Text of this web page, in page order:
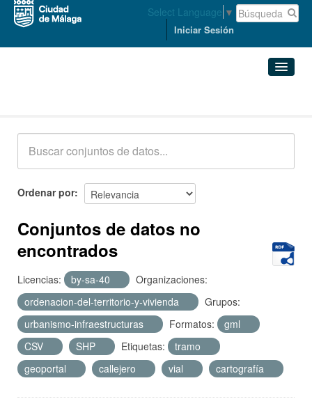
Select Language ▼
Iniciar Sesión
Acerca de
Ordenar por
Conjuntos de datos no
encontrados
Licencias: by-sa-40
Organizaciones:
ordenacion-del-territorio-y-vivienda
Grupos:
urbanismo-infraestructuras
Formatos:
gml
CSV
SHP Etiquetas:
tramo
geoportal
callejero vial cartografía